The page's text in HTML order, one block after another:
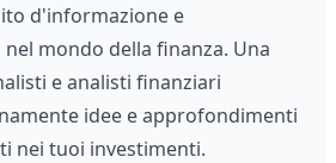
d'informazione e
mondo della finanza. Una
e analisti finanziari
idee e approfondimenti
nei tuoi investimenti.